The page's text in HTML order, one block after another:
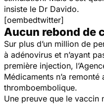
insiste le Dr Davido.
[oembedtwitter]
Aucun rebond de
Sur plus d’un million de
à adénovirus et n’ayant
première injection,
Médicaments n’a
thromboembolique.
Une preuve que le vaccin